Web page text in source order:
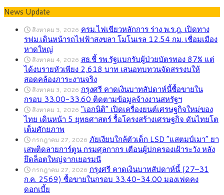
News Update
สิงหาคม 5, 2026 ครม.ไฟเขียวหลักการ ร่าง พ.ร.ฎ. เปิดทาง
รฟม.เดินหน้ารถไฟฟ้าสงขลา โมโนเรล 12.54 กม. เชื่อมเมือง
หาดใหญ่
สิงหาคม 4, 2026 สธ.ชี้ รพ.รัฐแบกรับผู้ป่วยบัตรทอง 87% แต่
ได้งบรายหัวเพียง 2,618 บาท เสนอทบทวนจัดสรรงบให้
สอดคล้องภาระงานจริง
สิงหาคม 3, 2026 กรุงศรี คาดเงินบาทสัปดาห์นี้ซื้อขายใน
กรอบ 33.00-33.60 ติดตามข้อมูลจ้างงานสหรัฐฯ
สิงหาคม 1, 2026 “เอกนิติ” เปิดเครื่องยนต์เศรษฐกิจใหม่ของ
ไทย เดินหน้า 5 ยุทธศาสตร์ รื้อโครงสร้างเศรษฐกิจ ดันไทยโต
เต็มศักยภาพ
กรกฎาคม 27, 2026 ภัยเงียบใกล้ตัวเด็ก LSD “แสตมป์เมา” ยา
เสพติดลายการ์ตูน กรมศุลกากร เตือนผู้ปกครองเฝ้าระวัง หลัง
ยึดล็อตใหญ่จากเยอรมนี
กรกฎาคม 27, 2026 กรุงศรี คาดเงินบาทสัปดาห์นี้ (27–31
ก.ค. 2569) ซื้อขายในกรอบ 33.40-34.00 มองเฟดคง
ดอกเบี้ย